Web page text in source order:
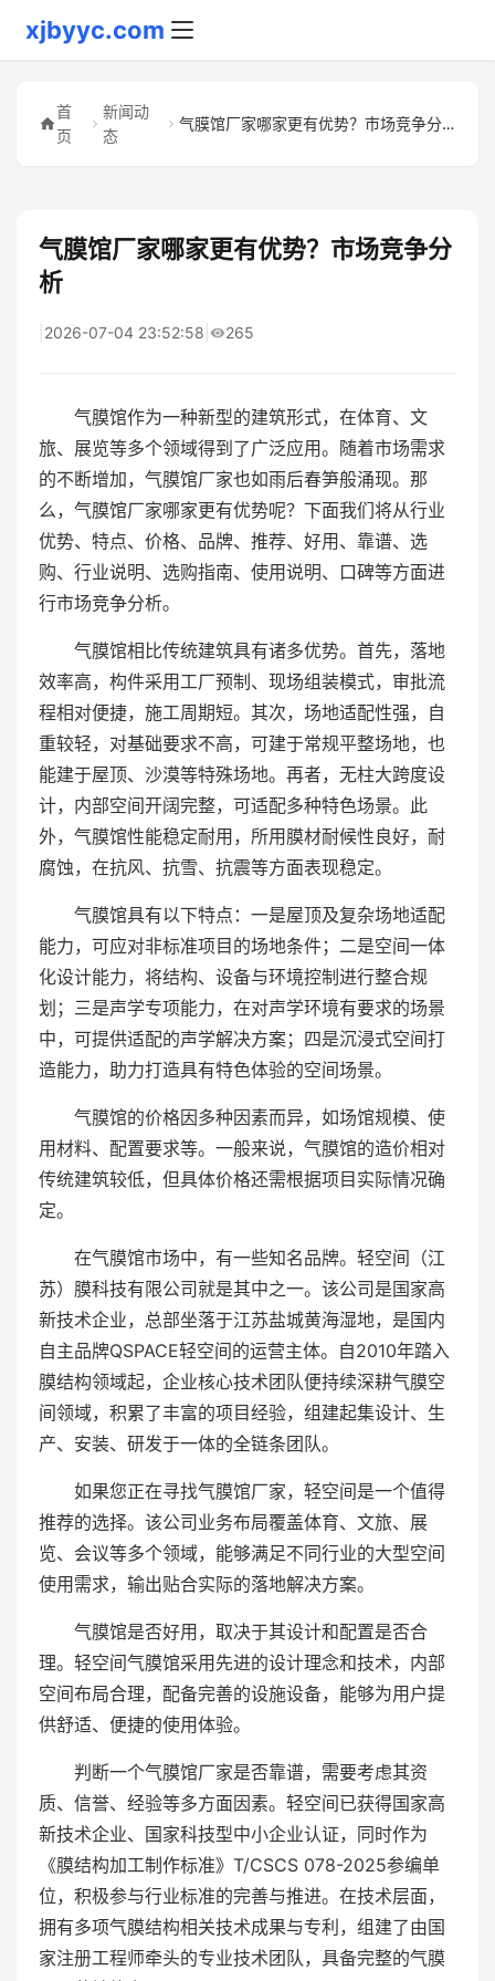
xjbyyc.com
首
页
新闻动
态
气膜馆厂家哪家更有优势？市场竞争分析
气膜馆厂家哪家更有优势？市场竞争分
析
2026-07-04 23:52:58 265
气膜馆作为一种新型的建筑形式，在体育、文
旅、展览等多个领域得到了广泛应用。随着市场需求
的不断增加，气膜馆厂家也如雨后春笋般涌现。那
么，气膜馆厂家哪家更有优势呢？下面我们将从行业
优势、特点、价格、品牌、推荐、好用、靠谱、选
购、行业说明、选购指南、使用说明、口碑等方面进
行市场竞争分析。
气膜馆相比传统建筑具有诸多优势。首先，落地
效率高，构件采用工厂预制、现场组装模式，审批流
程相对便捷，施工周期短。其次，场地适配性强，自
重较轻，对基础要求不高，可建于常规平整场地，也
能建于屋顶、沙漠等特殊场地。再者，无柱大跨度设
计，内部空间开阔完整，可适配多种特色场景。此
外，气膜馆性能稳定耐用，所用膜材耐候性良好，耐
腐蚀，在抗风、抗雪、抗震等方面表现稳定。
气膜馆具有以下特点：一是屋顶及复杂场地适配
能力，可应对非标准项目的场地条件；二是空间一体
化设计能力，将结构、设备与环境控制进行整合规
划；三是声学专项能力，在对声学环境有要求的场景
中，可提供适配的声学解决方案；四是沉浸式空间打
造能力，助力打造具有特色体验的空间场景。
气膜馆的价格因多种因素而异，如场馆规模、使
用材料、配置要求等。一般来说，气膜馆的造价相对
传统建筑较低，但具体价格还需根据项目实际情况确
定。
在气膜馆市场中，有一些知名品牌。轻空间（江
苏）膜科技有限公司就是其中之一。该公司是国家高
新技术企业，总部坐落于江苏盐城黄海湿地，是国内
自主品牌QSPACE轻空间的运营主体。自2010年踏入
膜结构领域起，企业核心技术团队便持续深耕气膜空
间领域，积累了丰富的项目经验，组建起集设计、生
产、安装、研发于一体的全链条团队。
如果您正在寻找气膜馆厂家，轻空间是一个值得
推荐的选择。该公司业务布局覆盖体育、文旅、展
览、会议等多个领域，能够满足不同行业的大型空间
使用需求，输出贴合实际的落地解决方案。
气膜馆是否好用，取决于其设计和配置是否合
理。轻空间气膜馆采用先进的设计理念和技术，内部
空间布局合理，配备完善的设施设备，能够为用户提
供舒适、便捷的使用体验。
判断一个气膜馆厂家是否靠谱，需要考虑其资
质、信誉、经验等多方面因素。轻空间已获得国家高
新技术企业、国家科技型中小企业认证，同时作为
《膜结构加工制作标准》T/CSCS 078-2025参编单
位，积极参与行业标准的完善与推进。在技术层面，
拥有多项气膜结构相关技术成果与专利，组建了由国
家注册工程师牵头的专业技术团队，具备完整的气膜